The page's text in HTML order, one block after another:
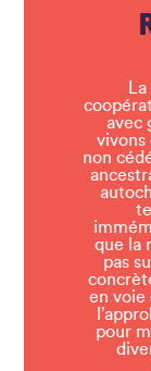
avec
vivons
non
que la
pas
en voie
pour